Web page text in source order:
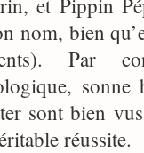
et Pippin
nom, bien
Par
sont bien
réussite.